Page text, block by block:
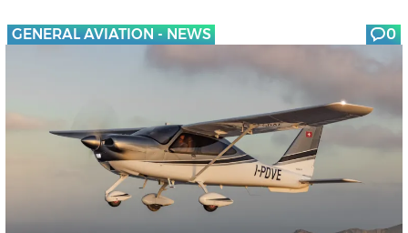
GENERAL AVIATION - NEWS 0